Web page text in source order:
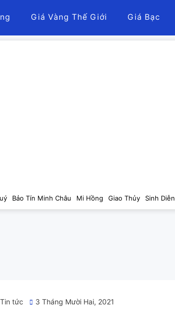
Giá Vàng Thế Giới Giá Bạc
Bảo Tín Minh Châu Mi Hồng Giao Thủy Sinh Diễn
Tin tức
Posted
3 Tháng Mười Hai, 2021